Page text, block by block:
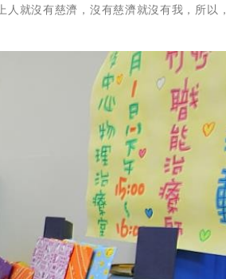
就沒有慈濟，沒有慈濟就沒有我，所以，